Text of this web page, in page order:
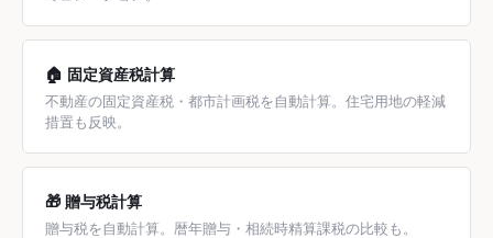
🏠 固定資産税計算
不動産の固定資産税・都市計画税を自動計算。住宅用地の軽減
措置も反映。
🎁 贈与税計算
贈与税を自動計算。暦年贈与・相続時精算課税の比較も。